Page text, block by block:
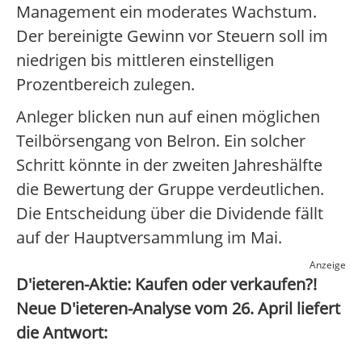
Management ein moderates Wachstum.
Der bereinigte Gewinn vor Steuern soll im
niedrigen bis mittleren einstelligen
Prozentbereich zulegen.
Anleger blicken nun auf einen möglichen
Teilbörsengang von Belron. Ein solcher
Schritt könnte in der zweiten Jahreshälfte
die Bewertung der Gruppe verdeutlichen.
Die Entscheidung über die Dividende fällt
auf der Hauptversammlung im Mai.
Anzeige
D'ieteren-Aktie: Kaufen oder verkaufen?!
Neue D'ieteren-Analyse vom 26. April liefert
die Antwort: